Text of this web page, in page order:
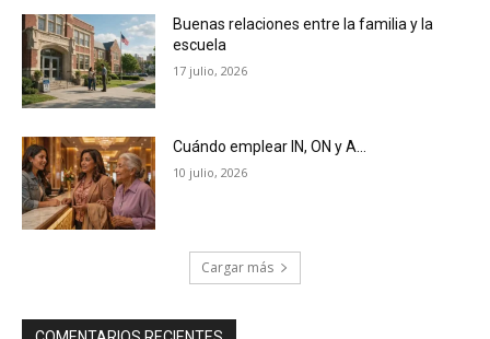
Buenas relaciones entre la familia y la
escuela
17 julio, 2026
Cuándo emplear IN, ON y A…
10 julio, 2026
Cargar más